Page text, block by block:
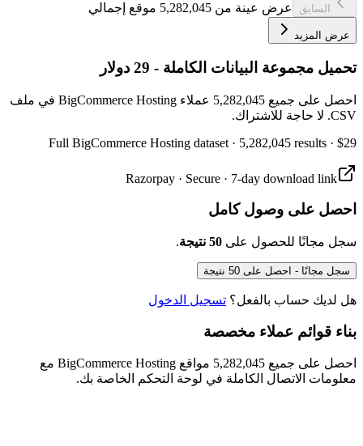
السابق عرض عينة من 5,282,045 موقع إجمالي
عرض المزيد
تحميل مجموعة البيانات الكاملة - 29 دولار
احصل على جميع 5,282,045 عملاء BigCommerce Hosting في ملف
CSV. لا حاجة للاشتراك.
Full BigCommerce Hosting dataset · 5,282,045 results · $29
Razorpay · Secure · 7-day download link
احصل على وصول كامل
سجل مجانًا للحصول على 50 نتيجة .
سجل مجانًا - احصل على 50 نتيجة
هل لديك حساب بالفعل؟ تسجيل الدخول
بناء قوائم عملاء مخصصة
احصل على جميع 5,282,045 مواقع BigCommerce Hosting مع
معلومات الاتصال الكاملة في لوحة التحكم الخاصة بك.